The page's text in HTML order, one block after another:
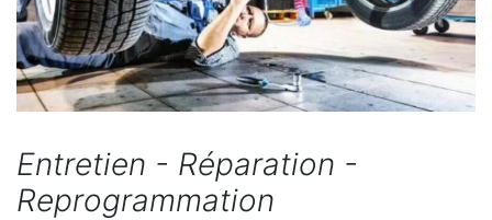
Entretien - Réparation -
Reprogrammation